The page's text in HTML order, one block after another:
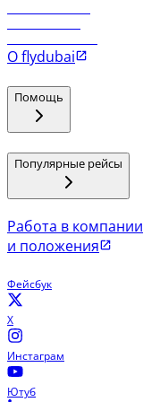
О flydubai
Помощь
Популярные рейсы
Работа в компании
и положения
Фейсбук
X
Инстаграм
Ютуб